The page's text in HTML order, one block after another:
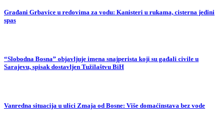
Građani Grbavice u redovima za vodu: Kanisteri u rukama, cisterna jedini
spas
“Slobodna Bosna” objavljuje imena snajperista koji su gađali civile u
Sarajevu, spisak dostavljen Tužilaštvu BiH
Vanredna situacija u ulici Zmaja od Bosne: Više domaćinstava bez vode